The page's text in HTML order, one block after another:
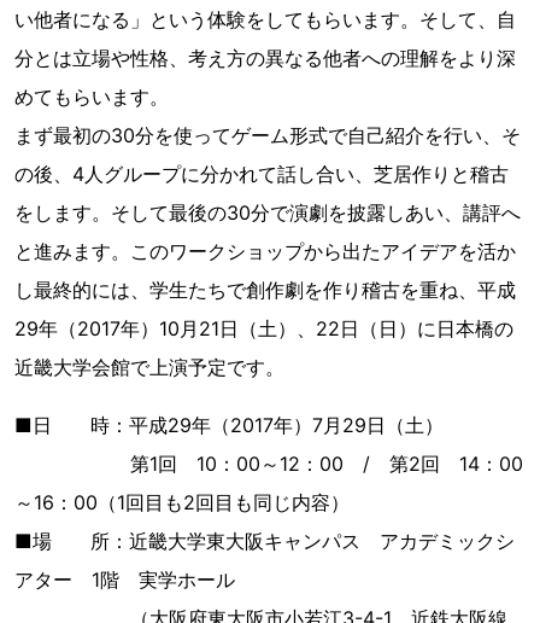
い他者になる」という体験をしてもらいます。そして、自
分とは立場や性格、考え方の異なる他者への理解をより深
めてもらいます。
まず最初の30分を使ってゲーム形式で自己紹介を行い、そ
の後、4人グループに分かれて話し合い、芝居作りと稽古
をします。そして最後の30分で演劇を披露しあい、講評へ
と進みます。このワークショップから出たアイデアを活か
し最終的には、学生たちで創作劇を作り稽古を重ね、平成
29年（2017年）10月21日（土）、22日（日）に日本橋の
近畿大学会館で上演予定です。
■日 時：平成29年（2017年）7月29日（土）
第1回 10：00～12：00 / 第2回 14：00
～16：00（1回目も2回目も同じ内容）
■場 所：近畿大学東大阪キャンパス アカデミックシ
アター 1階 実学ホール
（大阪府東大阪市小若江3-4-1、近鉄大阪線